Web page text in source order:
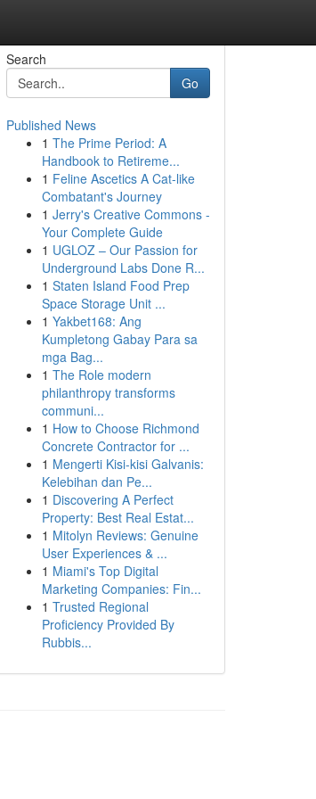
Search
Go
Published News
1 The Prime Period: A
Handbook to Retireme...
1 Feline Ascetics A Cat-like
Combatant's Journey
1 Jerry's Creative Commons -
Your Complete Guide
1 UGLOZ – Our Passion for
Underground Labs Done R...
1 Staten Island Food Prep
Space Storage Unit ...
1 Yakbet168: Ang
Kumpletong Gabay Para sa
mga Bag...
1 The Role modern
philanthropy transforms
communi...
1 How to Choose Richmond
Concrete Contractor for ...
1 Mengerti Kisi-kisi Galvanis:
Kelebihan dan Pe...
1 Discovering A Perfect
Property: Best Real Estat...
1 Mitolyn Reviews: Genuine
User Experiences & ...
1 Miami's Top Digital
Marketing Companies: Fin...
1 Trusted Regional
Proficiency Provided By
Rubbis...